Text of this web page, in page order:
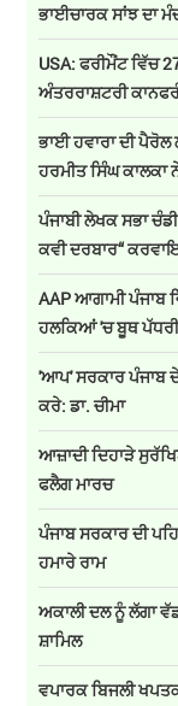
ਭਾਈਚਾਰਕ ਸਾਂਝ ਦਾ
USA: ਫਰੀਮੌਂਟ ਵਿੱਚ
ਅੰਤਰਰਾਸ਼ਟਰੀ
ਭਾਈ ਹਵਾਰਾ ਦੀ
ਹਰਮੀਤ ਸਿੰਘ ਕਾਲਕਾ
ਪੰਜਾਬੀ ਲੇਖਕ ਸਭਾ
ਕਵੀ ਦਰਬਾਰ“
AAP ਆਗਾਮੀ ਪੰਜਾਬ
ਹਲਕਿਆਂ 'ਚ ਬੂਥ
'ਆਪ' ਸਰਕਾਰ ਪੰਜਾਬ
ਕਰੇ: ਡਾ. ਚੀਮਾ
ਆਜ਼ਾਦੀ ਦਿਹਾੜੇ
ਫਲੈਗ ਮਾਰਚ
ਪੰਜਾਬ ਸਰਕਾਰ ਦੀ
ਹਮਾਰੇ ਰਾਮ
ਅਕਾਲੀ ਦਲ ਨੂੰ ਲੱਗਾ
ਸ਼ਾਮਿਲ
ਵਪਾਰਕ ਬਿਜਲੀ